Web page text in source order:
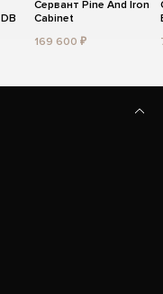
Сервант Pine And Iron
Cabinet
169 600 ₽